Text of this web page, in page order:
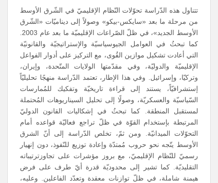
تتناول هذه الدّراسة تحوّلات النّظام الإقليميّ في الشّرق الأوسط
من مرحلة ما بعد «سايكس-بيكو» وصولاً إلى ديناميّات «الشّرق
كما تبحثُ في العوامل الجيوسياسيّة والإستراتيجيّة والقانونيّة
التي أعادت تشكيل موازين القُوى، مع التركيز على أدوار الفواعل
الإقليميّة والدوليّة، وفي مقدّمتها الولايات المتّحدة، وإيران،
وتركيّا، وإسرائيل. وفي هذا الإطار، تعتمد الدّراسة منهجًا تحليليّاً
إستشرافيّاً، يستند إلى قراءة تاريخيّة وتفكيك للمُمارسات
السّياسيّة والعسكريّة، وصولًا إلى تحليل السيناريوهات المُحتملة
لمستقبل المنطقة. كما تبحثُ في إشكاليات القانون الدوليّ
المرتبطة بإستخدام القوّة في ظلّ تراجع فعاليّة قواعده أمام
التحوّلات الميدانيّة. ومن ثمّ، تخلص الدّراسة إلى أنّ الشرق
الأوسط يتّجه نحو حروب مُمتدّة وإعادة توزيع للنّفوذ، دون إنهيار
رسميّ للنّظام الإقليميّ، مع بروز مؤشرات على تجاوزترتيباته
التقليديّة. كما تشير إلى محدوديّة قدرة أيّ طرف على فرض
هيمنة شاملة، في ظلّ توازنات معقدة وتعدّد الفاعلين. وعليه،